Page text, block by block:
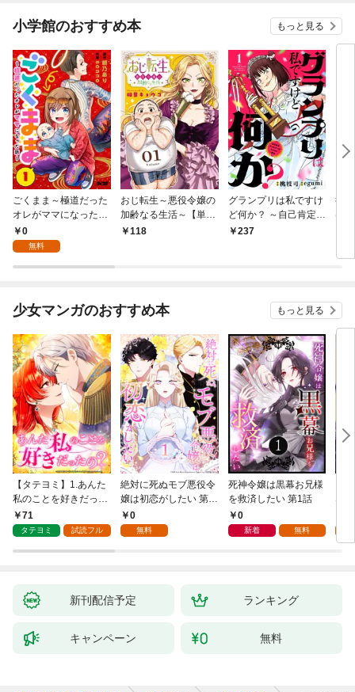
小学館のおすすめ本 もっと見る
ごくまま～極道だった
オレがママになった話
～【単話】（１）
0
無料
おじ転生～悪役令嬢の
加齢なる生活～【単
話】（１）
118
グランプリは私ですけ
ど何か？ ～自己肯定モ
ンスターのミスコン無
237
後
は
少女マンガのおすすめ本 もっと見る
【タテヨミ】1.あんた
私のことを好きだった
の？
71
タテヨミ 試読フル
絶対に死ぬモブ悪役令
嬢は初恋がしたい 第1
話0
無料
死神令嬢は黒幕お兄様
を救済したい 第1話
0
新着 無料
な
新刊配信予定 ランキング
キャンペーン 無料